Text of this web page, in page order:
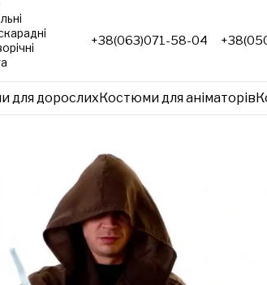
контенту
+38(063)071-58-04
для дорослихКостюми для аніматорів